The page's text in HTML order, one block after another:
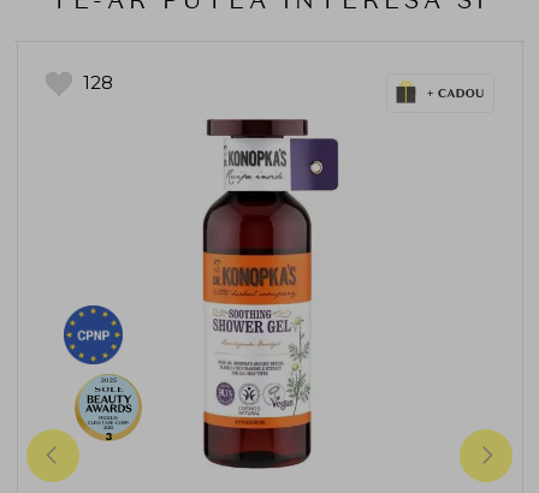
128
2025
PRODUS-
CURATARE-CORP-
2025
3